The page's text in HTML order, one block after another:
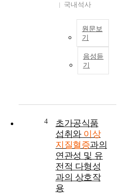
국내석사
원문보
기
음성듣
기
4
초가공식품
섭취와 이상
지질혈증과의
연관성 및 유
전적 다형성
과의 상호작
용